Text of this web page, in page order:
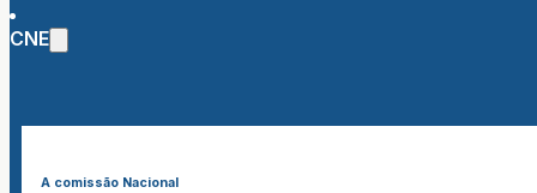
CNE
A comissão Nacional